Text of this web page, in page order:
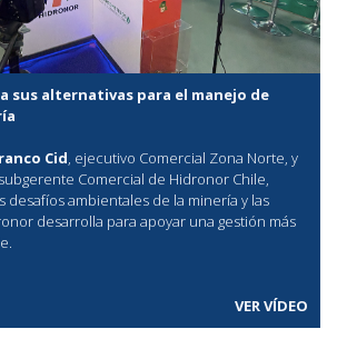
sus alternativas para el manejo de
Cid, ejecutivo Comercial Zona Norte, y
Comercial de Hidronor Chile,
desafíos ambientales de la minería y las
desarrolla para apoyar una gestión más
VER VÍDEO